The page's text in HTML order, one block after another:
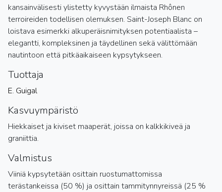
kansainvälisesti ylistetty kyvystään ilmaista Rhônen
terroireiden todellisen olemuksen. Saint-Joseph Blanc on
loistava esimerkki alkuperäisnimityksen potentiaalista –
elegantti, kompleksinen ja täydellinen sekä välittömään
nautintoon että pitkäaikaiseen kypsytykseen.
Tuottaja
E. Guigal
Kasvuympäristö
Hiekkaiset ja kiviset maaperät, joissa on kalkkikiveä ja
graniittia.
Valmistus
Viiniä kypsytetään osittain ruostumattomissa
terästankeissa (50 %) ja osittain tammitynnyreissä (25 %